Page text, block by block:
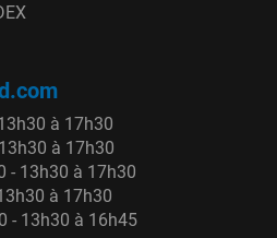
à 17h30
à 17h30
- 13h30 à 17h30
à 17h30
- 13h30 à 16h45